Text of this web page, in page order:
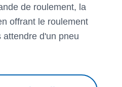
de roulement, la
offrant le roulement
d'un pneu